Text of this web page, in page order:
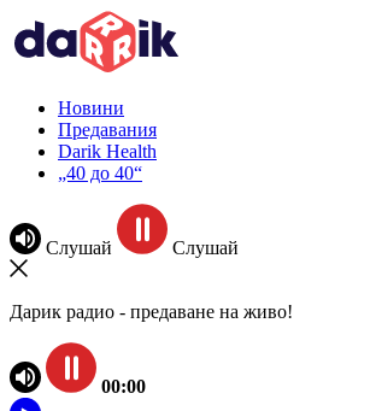
Новини
Предавания
Darik Health
„40 до 40“
Слушай Слушай
Дарик радио - предаване на живо!
00:00